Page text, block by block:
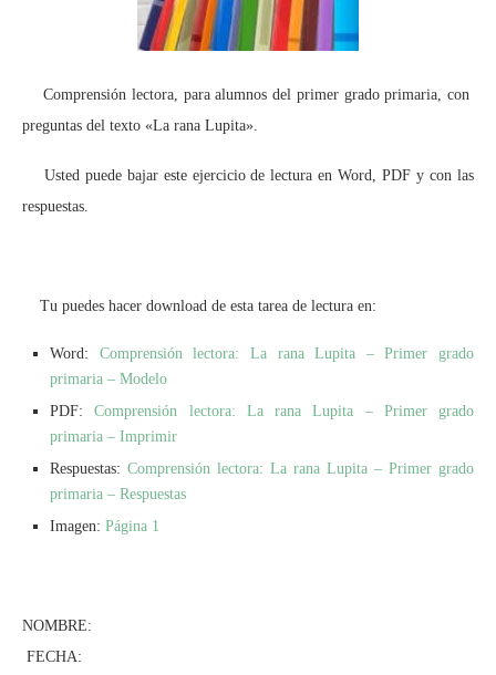
Comprensión lectora, para alumnos del primer grado primaria, con
preguntas del texto «La rana Lupita».
Usted puede bajar este ejercicio de lectura en Word, PDF y con las
respuestas.
Tu puedes hacer download de esta tarea de lectura en:
Word: Comprensión lectora: La rana Lupita – Primer grado
primaria – Modelo
PDF:Comprensión lectora: La rana Lupita – Primer grado
primaria – Imprimir
Respuestas: Comprensión lectora: La rana Lupita – Primer grado
primaria – Respuestas
Imagen: Página 1
NOMBRE:
FECHA: